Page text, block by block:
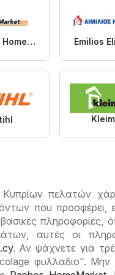
Paphos HomeMarket Emilios
Κυπρίων πελατών
που προσφέρει,
πληροφορίες,
αυτές οι
. Αν ψάχνετε για
φυλλαδιο". Μην